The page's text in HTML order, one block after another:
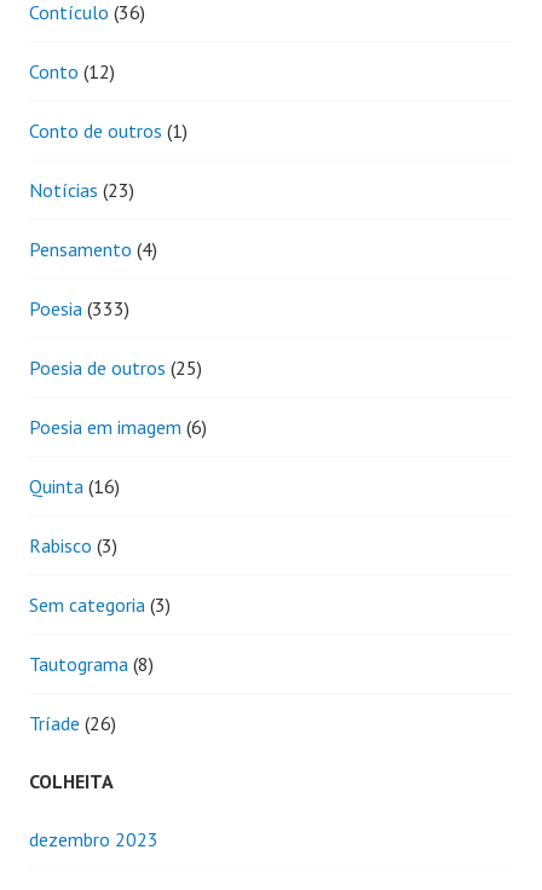
Contículo (36)
Conto (12)
Conto de outros (1)
Notícias (23)
Pensamento (4)
Poesia (333)
Poesia de outros (25)
Poesia em imagem (6)
Quinta (16)
Rabisco (3)
Sem categoria (3)
Tautograma (8)
Tríade (26)
COLHEITA
dezembro 2023